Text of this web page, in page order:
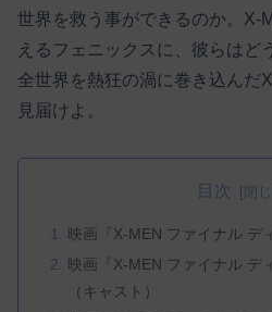
世界を救う事ができるのか。X-
えるフェニックスに、彼らはど
全世界を熱狂の渦に巻き込んだ
見届けよ。
目次
映画『X-MEN ファイナル デ
映画『X-MEN ファイナル デ
（キャスト）